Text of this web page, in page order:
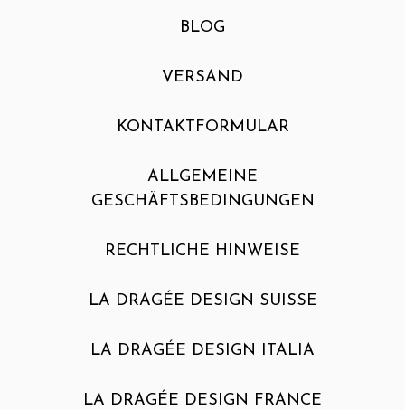
BLOG
VERSAND
KONTAKTFORMULAR
ALLGEMEINE
GESCHÄFTSBEDINGUNGEN
RECHTLICHE HINWEISE
LA DRAGÉE DESIGN SUISSE
LA DRAGÉE DESIGN ITALIA
LA DRAGÉE DESIGN FRANCE